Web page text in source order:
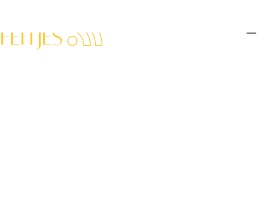
de